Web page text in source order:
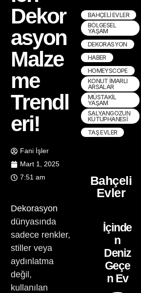
Dekor
asyon
Malze
me
Trendl
eri!
Fani İşler
Mart 1, 2025
7:51 am
Dekorasyon
dünyasında
sadece renkler,
stiller veya
aydınlatma
değil,
kullanılan
BAHÇELI EVLER
BÖLGESEL
YAŞAM
DEKORASYON
HABER
HOMEYSCOPE
KONUT İMARLI
ARSALAR
MÜSTAKIL
YAŞAM
SALYANGOZUN
KÜTÜPHANESI
TAŞ EVLER
Bahçeli
Evler
İçinde
n
Deniz
Geçe
n Ev